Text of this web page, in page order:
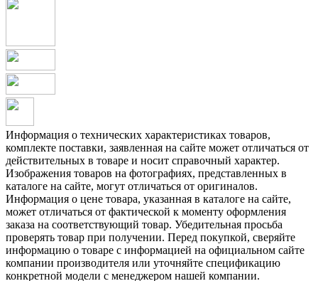
Информация о технических характеристиках товаров,
комплекте поставки, заявленная на сайте может отличаться от
действительных в товаре и носит справочный характер.
Изображения товаров на фотографиях, представленных в
каталоге на сайте, могут отличаться от оригиналов.
Информация о цене товара, указанная в каталоге на сайте,
может отличаться от фактической к моменту оформления
заказа на соответствующий товар. Убедительная просьба
проверять товар при получении. Перед покупкой, сверяйте
информацию о товаре с информацией на официальном сайте
компании производителя или уточняйте спецификацию
конкретной модели с менеджером нашей компании.